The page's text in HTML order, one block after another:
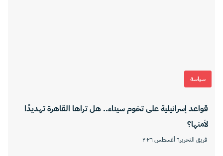
سياسة
قواعد إسرائيلية على تخوم سيناء.. هل تراها القاهرة تهديدًا
لأمنها؟
فريق التحرير٦ أغسطس ٢٠٢٦